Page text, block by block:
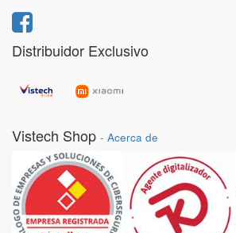
Distribuidor Exclusivo
Vistech Shop - Acerca de